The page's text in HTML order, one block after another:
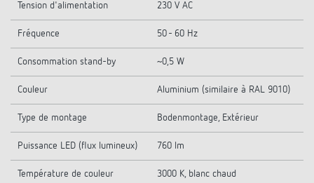
Tension d'alimentation 230 V AC
Fréquence 50 - 60 Hz
Consommation stand-by ~0,5 W
Couleur Aluminium (similaire à RAL 9010)
Type de montage Bodenmontage, Extérieur
Puissance LED (flux lumineux) 760 lm
Température de couleur 3000 K, blanc chaud